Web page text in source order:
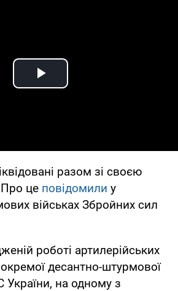
Play Video
разом зі своєю
Про це повідомили у
військах Збройних сил
роботі артилерійських
окремої десантно-штурмової
на одному з